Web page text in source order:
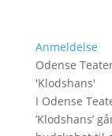
Anmeldelse
Odense
'Klodshans'
I Odense
’Klodshans’